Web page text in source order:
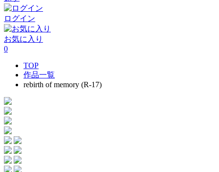
ログイン
お気に入り
0
TOP
作品一覧
rebirth of memory (R-17)